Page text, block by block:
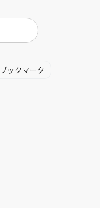
ブックマーク